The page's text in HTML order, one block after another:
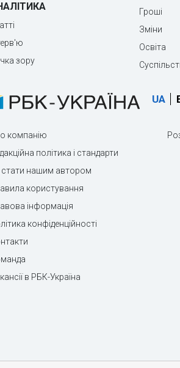
зору
Гроші
Зміни
Освіта
UA
компанію
політика і стандарти
стати нашим автором
користування
інформація
конфіденційності
в РБК-Україна